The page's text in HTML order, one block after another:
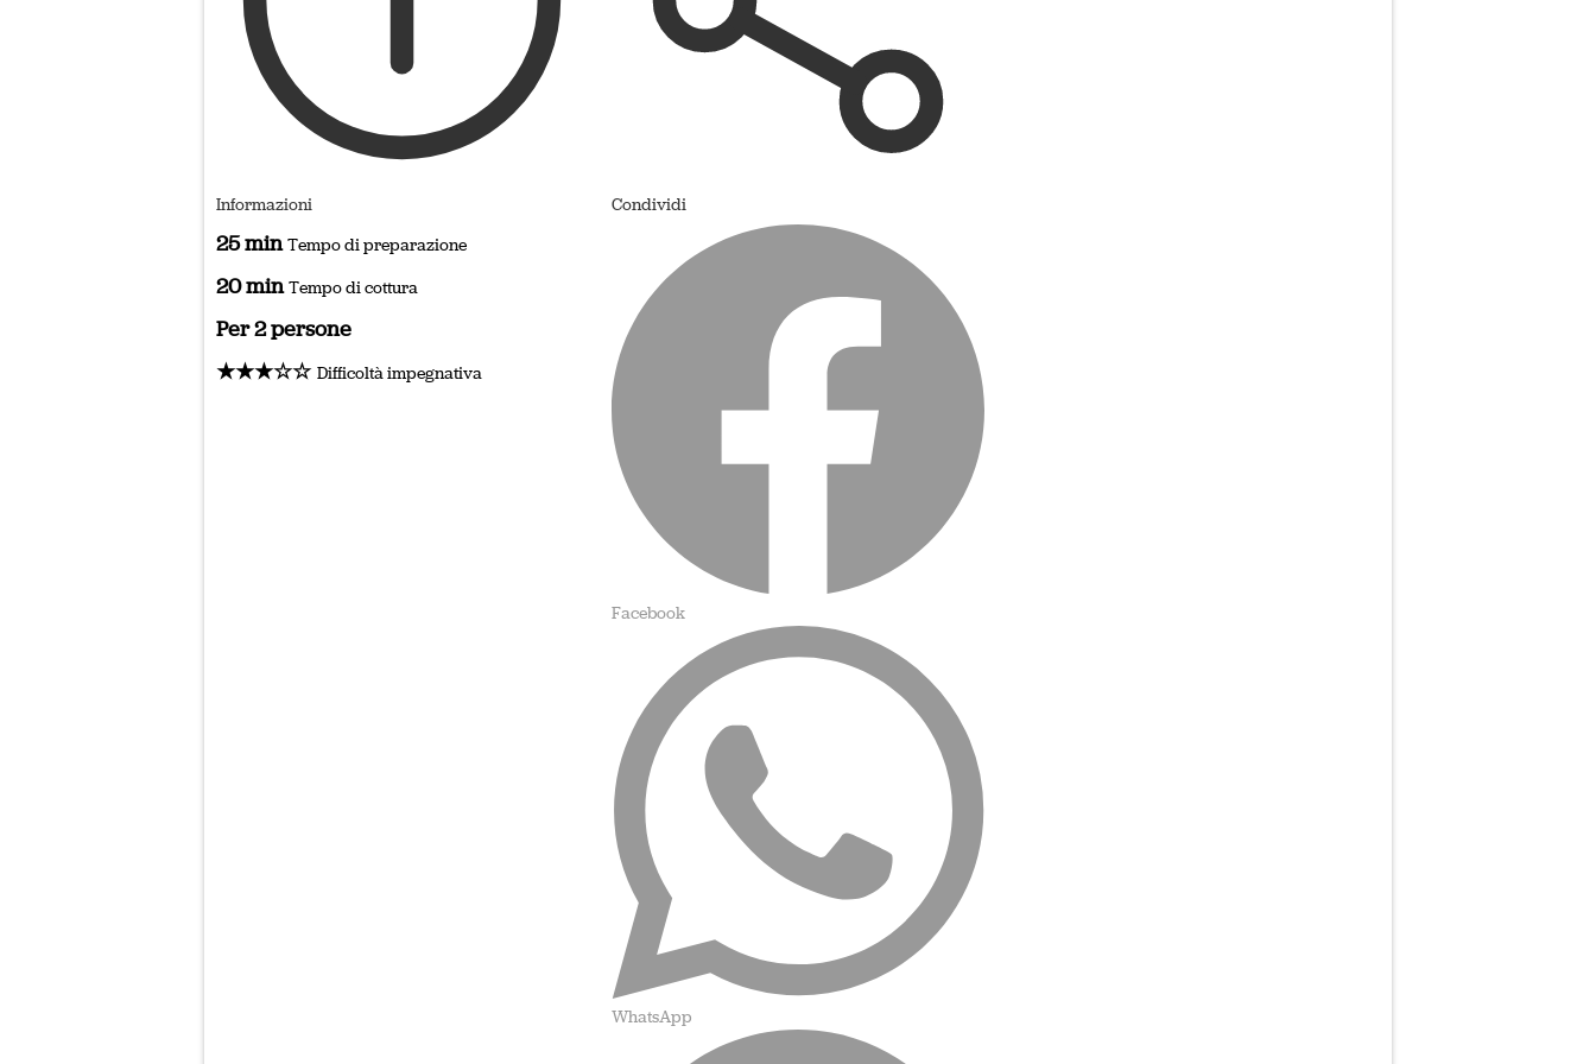
Informazioni
25 minTempo di preparazione
20 minTempo di cottura
Per 2 persone
★★★☆☆ Difficoltà impegnativa
Condividi
Facebook
WhatsApp